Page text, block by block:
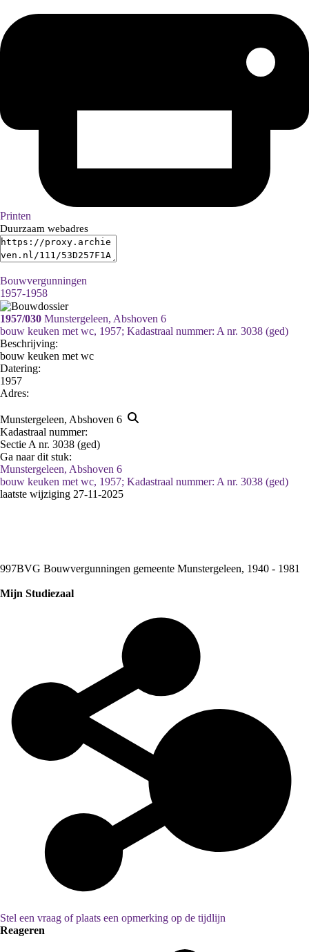
Printen
Duurzaam webadres
Bouwvergunningen
1957-1958
1957/030 Munstergeleen, Abshoven 6
bouw keuken met wc, 1957; Kadastraal nummer: A nr. 3038 (ged)
Beschrijving:
bouw keuken met wc
Datering:
1957
Adres:
Munstergeleen, Abshoven 6
Kadastraal nummer:
Sectie A nr. 3038 (ged)
Ga naar dit stuk:
Munstergeleen, Abshoven 6
bouw keuken met wc, 1957; Kadastraal nummer: A nr. 3038 (ged)
laatste wijziging 27-11-2025
997BVG Bouwvergunningen gemeente Munstergeleen, 1940 - 1981
Mijn Studiezaal
Stel een vraag of plaats een opmerking op de tijdlijn
Reageren